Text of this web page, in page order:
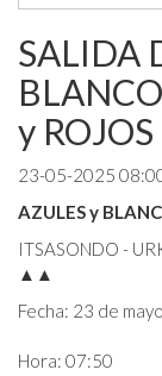
SALIDA
y ROJOS
23-05-2025
AZULES y
ITSASONDO -
▲▲
Fecha: 23 de
Hora: 07:50